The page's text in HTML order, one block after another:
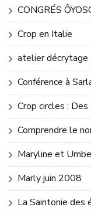
CONGRÉS
Crop en Italie
atelier décrytage
Conférence à
Crop circles :
Comprendre le
Maryline et
Marly juin 2008
La Saintonie des